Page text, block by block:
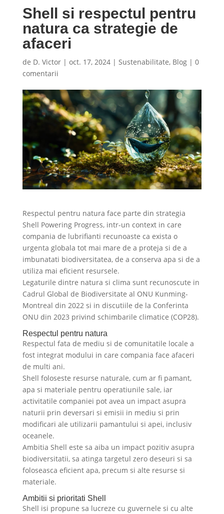
Shell si respectul pentru
natura ca strategie de
afaceri
de D. Victor| oct. 17, 2024| Sustenabilitate, Blog| 0
comentarii
Respectul pentru natura face parte din strategia
Shell Powering Progress, intr-un context in care
compania de lubrifianti recunoaste ca exista o
urgenta globala tot mai mare de a proteja si de a
imbunatati biodiversitatea, de a conserva apa si de a
utiliza mai eficient resursele.
Legaturile dintre natura si clima sunt recunoscute in
Cadrul Global de Biodiversitate al ONU Kunming-
Montreal din 2022 si in discutiile de la Conferinta
ONU din 2023 privind schimbarile climatice (COP28).
Respectul pentru natura
Respectul fata de mediu si de comunitatile locale a
fost integrat modului in care compania face afaceri
de multi ani.
Shell foloseste resurse naturale, cum ar fi pamant,
apa si materiale pentru operatiunile sale, iar
activitatile companiei pot avea un impact asupra
naturii prin deversari si emisii in mediu si prin
modificari ale utilizarii pamantului si apei, inclusiv
oceanele.
Ambitia Shell este sa aiba un impact pozitiv asupra
biodiversitatii, sa atinga targetul zero deseuri si sa
foloseasca eficient apa, precum si alte resurse si
materiale.
Ambitii si prioritati Shell
Shell isi propune sa lucreze cu guvernele si cu alte